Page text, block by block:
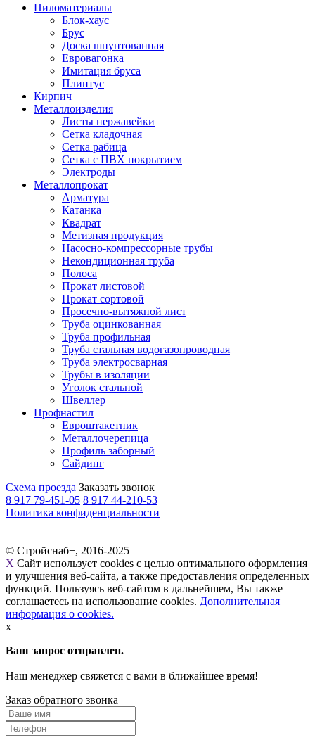
Пиломатериалы
Блок-хаус
Брус
Доска шпунтованная
Евровагонка
Имитация бруса
Плинтус
Кирпич
Металлоизделия
Листы нержавейки
Сетка кладочная
Сетка рабица
Сетка с ПВХ покрытием
Электроды
Металлопрокат
Арматура
Катанка
Квадрат
Метизная продукция
Насосно-компрессорные трубы
Некондиционная труба
Полоса
Прокат листовой
Прокат сортовой
Просечно-вытяжной лист
Труба оцинкованная
Труба профильная
Труба стальная водогазопроводная
Труба электросварная
Трубы в изоляции
Уголок стальной
Швеллер
Профнастил
Евроштакетник
Металлочерепица
Профиль заборный
Сайдинг
Схема проезда Заказать звонок
8 917 79-451-05 8 917 44-210-53
Политика конфиденциальности
© Стройснаб+, 2016-2025
X Сайт использует cookies с целью оптимального оформления
и улучшения веб-сайта, а также предоставления определенных
функций. Пользуясь веб-сайтом в дальнейшем, Вы также
соглашаетесь на использование cookies. Дополнительная
информация о cookies.
x
Ваш запрос отправлен.
Наш менеджер свяжется с вами в ближайшее время!
Заказ обратного звонка